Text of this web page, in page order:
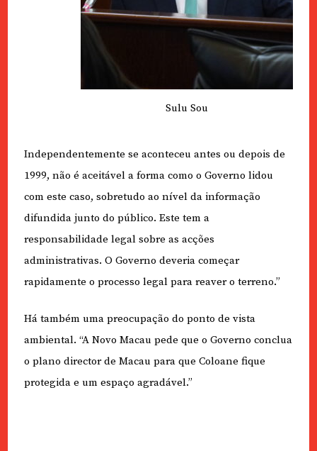
Sulu Sou
Independentemente se aconteceu antes ou depois de
1999, não é aceitável a forma como o Governo lidou
com este caso, sobretudo ao nível da informação
difundida junto do público. Este tem a
responsabilidade legal sobre as acções
administrativas. O Governo deveria começar
rapidamente o processo legal para reaver o terreno.”
Há também uma preocupação do ponto de vista
ambiental. “A Novo Macau pede que o Governo conclua
o plano director de Macau para que Coloane fique
protegida e um espaço agradável.”